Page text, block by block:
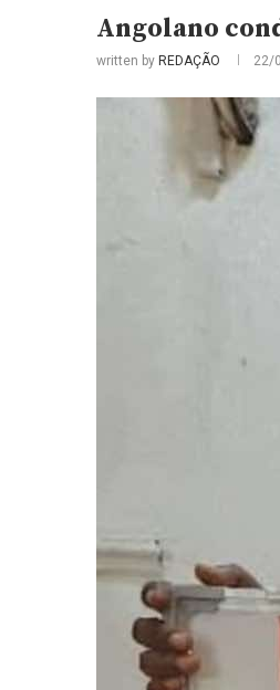
Angolano
written by REDAÇÃO 22/